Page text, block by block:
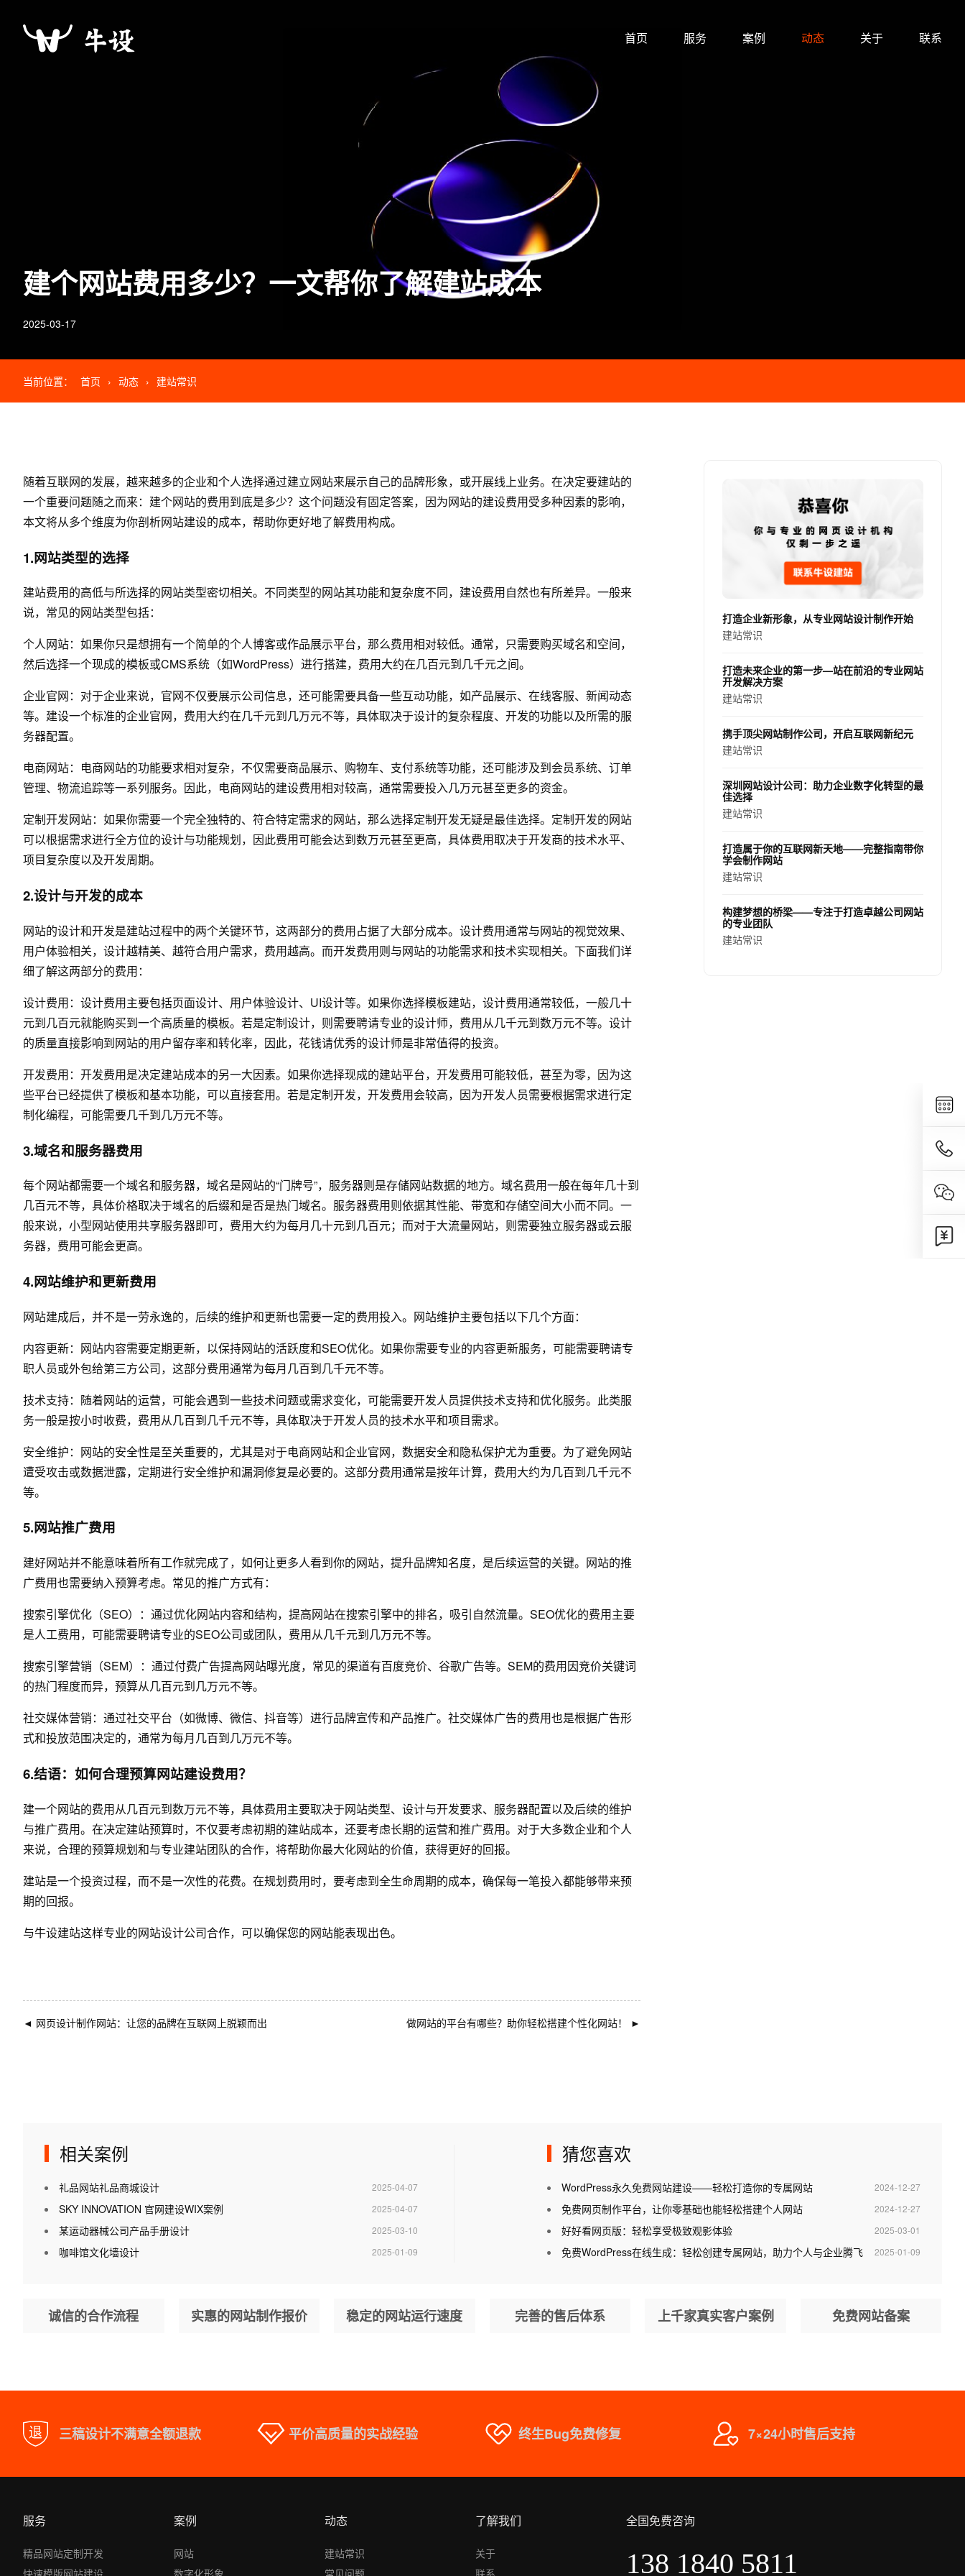
首页 服务 案例 动态 关于 联系
建个网站费用多少？一文帮你了解建站成本
2025-03-17
当前位置： 首页 › 动态 › 建站常识
打造企业新形象，从专业网站设计制作开始
建站常识
打造未来企业的第一步—站在前沿的专业网站
开发解决方案
建站常识
携手顶尖网站制作公司，开启互联网新纪元
建站常识
深圳网站设计公司：助力企业数字化转型的最
佳选择
建站常识
打造属于你的互联网新天地——完整指南带你
学会制作网站
建站常识
构建梦想的桥梁——专注于打造卓越公司网站
的专业团队
建站常识
随着互联网的发展，越来越多的企业和个人选择通过建立网站来展示自己的品牌形象，或开展线上业务。在决定要建站的
一个重要问题随之而来：建个网站的费用到底是多少？这个问题没有固定答案，因为网站的建设费用受多种因素的影响，
本文将从多个维度为你剖析网站建设的成本，帮助你更好地了解费用构成。
1.网站类型的选择
建站费用的高低与所选择的网站类型密切相关。不同类型的网站其功能和复杂度不同，建设费用自然也有所差异。一般来
说，常见的网站类型包括：
个人网站：如果你只是想拥有一个简单的个人博客或作品展示平台，那么费用相对较低。通常，只需要购买域名和空间，
然后选择一个现成的模板或CMS系统（如WordPress）进行搭建，费用大约在几百元到几千元之间。
企业官网：对于企业来说，官网不仅要展示公司信息，还可能需要具备一些互动功能，如产品展示、在线客服、新闻动态
等。建设一个标准的企业官网，费用大约在几千元到几万元不等，具体取决于设计的复杂程度、开发的功能以及所需的服
务器配置。
电商网站：电商网站的功能要求相对复杂，不仅需要商品展示、购物车、支付系统等功能，还可能涉及到会员系统、订单
管理、物流追踪等一系列服务。因此，电商网站的建设费用相对较高，通常需要投入几万元甚至更多的资金。
定制开发网站：如果你需要一个完全独特的、符合特定需求的网站，那么选择定制开发无疑是最佳选择。定制开发的网站
可以根据需求进行全方位的设计与功能规划，因此费用可能会达到数万元甚至更高，具体费用取决于开发商的技术水平、
项目复杂度以及开发周期。
2.设计与开发的成本
网站的设计和开发是建站过程中的两个关键环节，这两部分的费用占据了大部分成本。设计费用通常与网站的视觉效果、
用户体验相关，设计越精美、越符合用户需求，费用越高。而开发费用则与网站的功能需求和技术实现相关。下面我们详
细了解这两部分的费用：
设计费用：设计费用主要包括页面设计、用户体验设计、UI设计等。如果你选择模板建站，设计费用通常较低，一般几十
元到几百元就能购买到一个高质量的模板。若是定制设计，则需要聘请专业的设计师，费用从几千元到数万元不等。设计
的质量直接影响到网站的用户留存率和转化率，因此，花钱请优秀的设计师是非常值得的投资。
开发费用：开发费用是决定建站成本的另一大因素。如果你选择现成的建站平台，开发费用可能较低，甚至为零，因为这
些平台已经提供了模板和基本功能，可以直接套用。若是定制开发，开发费用会较高，因为开发人员需要根据需求进行定
制化编程，可能需要几千到几万元不等。
3.域名和服务器费用
每个网站都需要一个域名和服务器，域名是网站的“门牌号”，服务器则是存储网站数据的地方。域名费用一般在每年几十到
几百元不等，具体价格取决于域名的后缀和是否是热门域名。服务器费用则依据其性能、带宽和存储空间大小而不同。一
般来说，小型网站使用共享服务器即可，费用大约为每月几十元到几百元；而对于大流量网站，则需要独立服务器或云服
务器，费用可能会更高。
4.网站维护和更新费用
网站建成后，并不是一劳永逸的，后续的维护和更新也需要一定的费用投入。网站维护主要包括以下几个方面：
内容更新：网站内容需要定期更新，以保持网站的活跃度和SEO优化。如果你需要专业的内容更新服务，可能需要聘请专
职人员或外包给第三方公司，这部分费用通常为每月几百到几千元不等。
技术支持：随着网站的运营，可能会遇到一些技术问题或需求变化，可能需要开发人员提供技术支持和优化服务。此类服
务一般是按小时收费，费用从几百到几千元不等，具体取决于开发人员的技术水平和项目需求。
安全维护：网站的安全性是至关重要的，尤其是对于电商网站和企业官网，数据安全和隐私保护尤为重要。为了避免网站
遭受攻击或数据泄露，定期进行安全维护和漏洞修复是必要的。这部分费用通常是按年计算，费用大约为几百到几千元不
等。
5.网站推广费用
建好网站并不能意味着所有工作就完成了，如何让更多人看到你的网站，提升品牌知名度，是后续运营的关键。网站的推
广费用也需要纳入预算考虑。常见的推广方式有：
搜索引擎优化（SEO）：通过优化网站内容和结构，提高网站在搜索引擎中的排名，吸引自然流量。SEO优化的费用主要
是人工费用，可能需要聘请专业的SEO公司或团队，费用从几千元到几万元不等。
搜索引擎营销（SEM）：通过付费广告提高网站曝光度，常见的渠道有百度竞价、谷歌广告等。SEM的费用因竞价关键词
的热门程度而异，预算从几百元到几万元不等。
社交媒体营销：通过社交平台（如微博、微信、抖音等）进行品牌宣传和产品推广。社交媒体广告的费用也是根据广告形
式和投放范围决定的，通常为每月几百到几万元不等。
6.结语：如何合理预算网站建设费用？
建一个网站的费用从几百元到数万元不等，具体费用主要取决于网站类型、设计与开发要求、服务器配置以及后续的维护
与推广费用。在决定建站预算时，不仅要考虑初期的建站成本，还要考虑长期的运营和推广费用。对于大多数企业和个人
来说，合理的预算规划和与专业建站团队的合作，将帮助你最大化网站的价值，获得更好的回报。
建站是一个投资过程，而不是一次性的花费。在规划费用时，要考虑到全生命周期的成本，确保每一笔投入都能够带来预
期的回报。
与牛设建站这样专业的网站设计公司合作，可以确保您的网站能表现出色。
◄ 网页设计制作网站：让您的品牌在互联网上脱颖而出 做网站的平台有哪些？助你轻松搭建个性化网站！ ►
相关案例
2025-04-07
礼品网站礼品商城设计
2025-04-07
SKY INNOVATION 官网建设WIX案例
2025-03-10
某运动器械公司产品手册设计
2025-01-09
咖啡馆文化墙设计
猜您喜欢
2024-12-27
WordPress永久免费网站建设——轻松打造你的专属网站
2024-12-27
免费网页制作平台，让你零基础也能轻松搭建个人网站
2025-03-01
好好看网页版：轻松享受极致观影体验
2025-01-09
免费WordPress在线生成：轻松创建专属网站，助力个人与企业腾飞
诚信的合作流程 实惠的网站制作报价 稳定的网站运行速度 完善的售后体系 上千家真实客户案例 免费网站备案
三稿设计不满意全额退款 平价高质量的实战经验 终生Bug免费修复 7×24小时售后支持
服务
精品网站定制开发
快速模版网站建设
案例
网站
数字化形象
动态
建站常识
常见问题
了解我们
关于
联系
全国免费咨询
138 1840 5811